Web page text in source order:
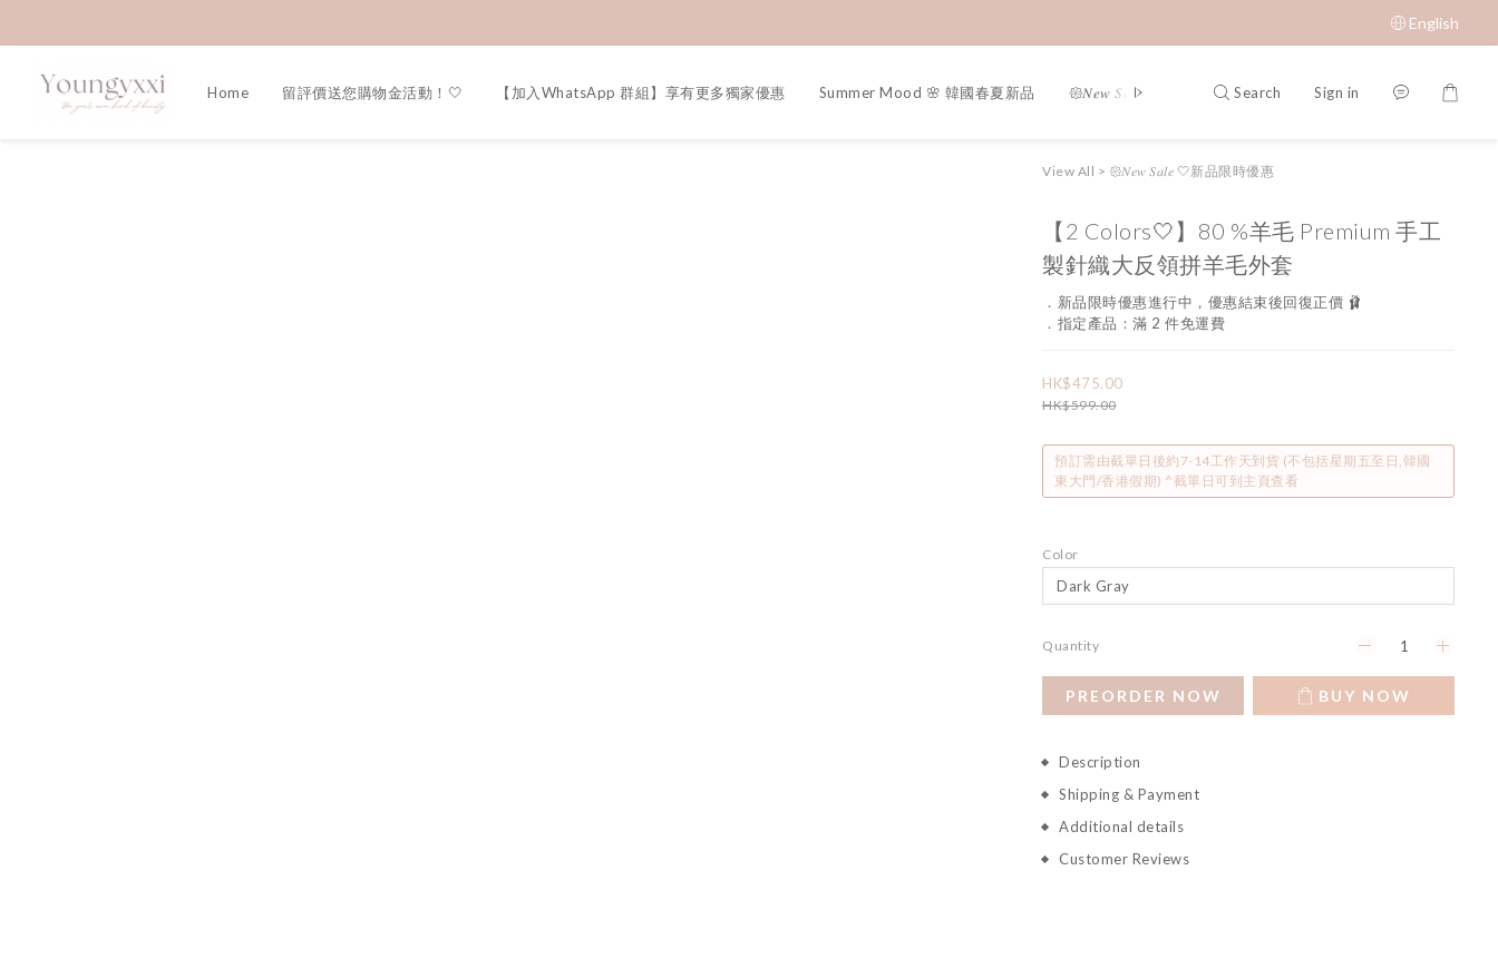
English
Home 留評價送您購物金活動！🤍 【加入WhatsApp 群組】享有更多獨家優惠 Summer Mood 🌸 韓國春夏新品 𑁍𝑁𝑒𝑤 𝑆𝑎𝑙𝑒 🤍新品限時優惠 限時成本價優惠 低至 $65
Search Sign in
View All > 𑁍𝑁𝑒𝑤 𝑆𝑎𝑙𝑒 🤍新品限時優惠
【2 Colors🤍】80 %羊毛 Premium 手工
製針織大反領拼羊毛外套
．新品限時優惠進行中，優惠結束後回復正價 🩰
．指定產品：滿 2 件免運費
HK$475.00
HK$599.00
預訂需由截單日後約7-14工作天到貨 (不包括星期五至日,韓國
東大門/香港假期) ^截單日可到主頁查看
Color
Quantity
PREORDER NOW BUY NOW
Description
Shipping & Payment
Additional details
Customer Reviews